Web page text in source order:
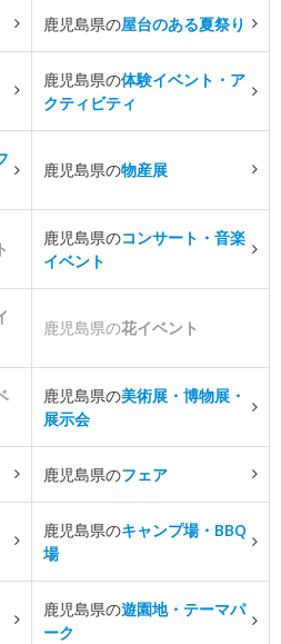
鹿児島県の屋台のある夏祭り
鹿児島県の体験イベント・ア
クティビティ
鹿児島県の物産展
鹿児島県のコンサート・音楽
イベント
鹿児島県の花イベント
鹿児島県の美術展・博物展・
展示会
鹿児島県のフェア
鹿児島県のキャンプ場・BBQ
場
鹿児島県の遊園地・テーマパ
ーク